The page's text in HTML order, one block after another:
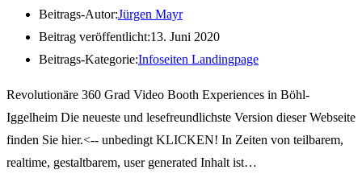
Beitrags-Autor:Jürgen Mayr
Beitrag veröffentlicht:13. Juni 2020
Beitrags-Kategorie:Infoseiten Landingpage
Revolutionäre 360 Grad Video Booth Experiences in Böhl-
Iggelheim Die neueste und lesefreundlichste Version dieser Webseite
finden Sie hier.<-- unbedingt KLICKEN! In Zeiten von teilbarem,
realtime, gestaltbarem, user generated Inhalt ist…